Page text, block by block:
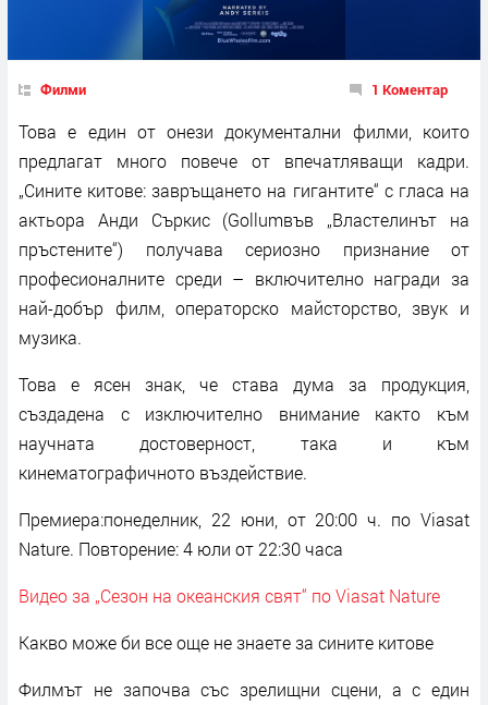
Филми 1 Коментар
Това е един от онези документални филми, които
предлагат много повече от впечатляващи кадри.
„Сините китове: завръщането на гигантите“ с гласа на
актьора Анди Съркис (Gollumвъв „Властелинът на
пръстените“) получава сериозно признание от
професионалните среди – включително награди за
най-добър филм, операторско майсторство, звук и
музика.
Това е ясен знак, че става дума за продукция,
създадена с изключително внимание както към
научната достоверност, така и към
кинематографичното въздействие.
Премиера:понеделник, 22 юни, от 20:00 ч. по Viasat
Nature. Повторение: 4 юли от 22:30 часа
Видео за „Сезон на океанския свят“ по Viasat Nature
Какво може би все още не знаете за сините китове
Филмът не започва със зрелищни сцени, а с един